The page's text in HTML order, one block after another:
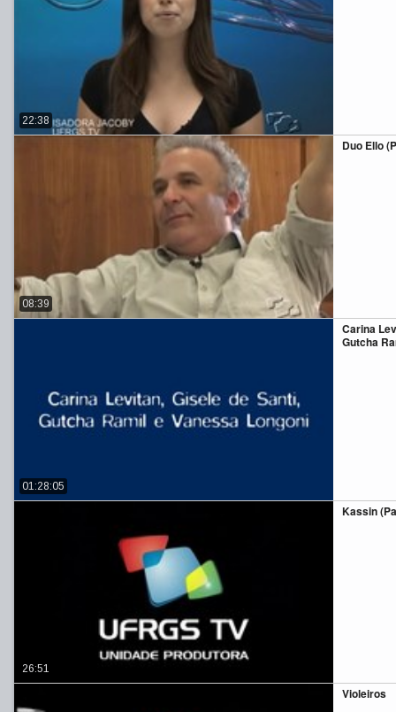
22:38
Duo Ello
08:39
Carina
Gutcha
01:28:05
Kassin
26:51
Violeiros